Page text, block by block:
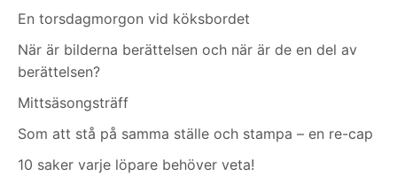
En torsdagmorgon vid köksbordet
När är bilderna berättelsen och när är de en del av
berättelsen?
Mittsäsongsträff
Som att stå på samma ställe och stampa – en re-cap
10 saker varje löpare behöver veta!